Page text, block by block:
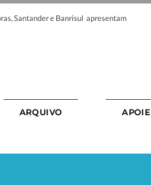
Santander e Banrisul apresentam
ARQUIVO APOIE